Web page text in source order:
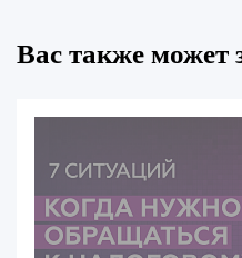
Вас также может